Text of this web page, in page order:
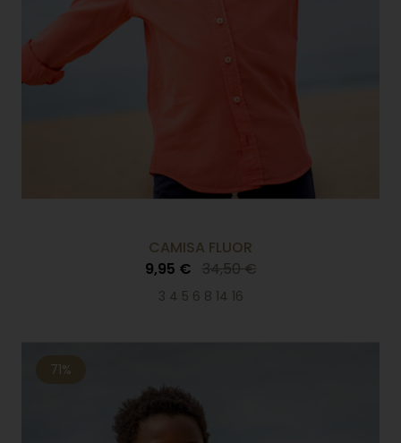
CAMISA FLUOR
9,95 € 34,50 €
3 4 5 6 8 14 16
71%